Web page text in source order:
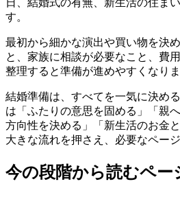
日、結婚式の有無、新生活の住ま
す。
最初から細かな演出や買い物を決
と、家族に相談が必要なこと、費
整理すると準備が進めやすくなりま
結婚準備は、すべてを一気に決め
は「ふたりの意思を固める」「親
方向性を決める」「新生活のお金
大きな流れを押さえ、必要なペー
今の段階から読むペー